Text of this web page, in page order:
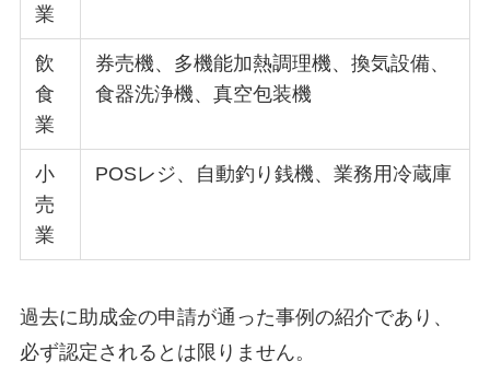
業
飲
食
業
券売機、多機能加熱調理機、換気設備、
食器洗浄機、真空包装機
小
売
業
POSレジ、自動釣り銭機、業務用冷蔵庫
過去に助成金の申請が通った事例の紹介であり、
必ず認定されるとは限りません。